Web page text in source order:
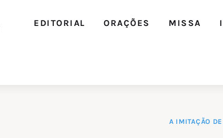
EDITORIAL ORAÇÕES MISSA
A IMITAÇÃO